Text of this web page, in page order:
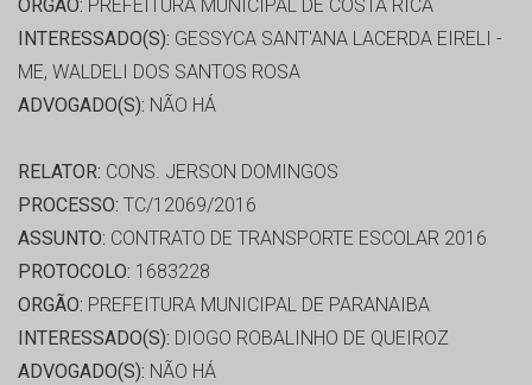
ORGÃO: PREFEITURA MUNICIPAL DE COSTA RICA
INTERESSADO(S): GESSYCA SANT'ANA LACERDA EIRELI -
ME, WALDELI DOS SANTOS ROSA
ADVOGADO(S): NÃO HÁ
RELATOR: CONS. JERSON DOMINGOS
PROCESSO: TC/12069/2016
ASSUNTO: CONTRATO DE TRANSPORTE ESCOLAR 2016
PROTOCOLO: 1683228
ORGÃO: PREFEITURA MUNICIPAL DE PARANAIBA
INTERESSADO(S): DIOGO ROBALINHO DE QUEIROZ
ADVOGADO(S): NÃO HÁ